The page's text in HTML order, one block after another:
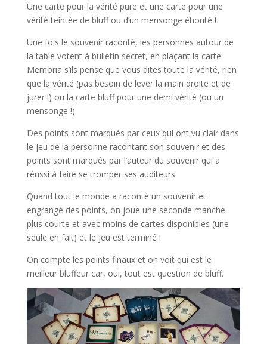
Une carte pour la vérité pure et une carte pour une
vérité teintée de bluff ou d’un mensonge éhonté !
Une fois le souvenir raconté, les personnes autour de
la table votent à bulletin secret, en plaçant la carte
Memoria s’ils pense que vous dites toute la vérité, rien
que la vérité (pas besoin de lever la main droite et de
jurer !) ou la carte bluff pour une demi vérité (ou un
mensonge !).
Des points sont marqués par ceux qui ont vu clair dans
le jeu de la personne racontant son souvenir et des
points sont marqués par l’auteur du souvenir qui a
réussi à faire se tromper ses auditeurs.
Quand tout le monde a raconté un souvenir et
engrangé des points, on joue une seconde manche
plus courte et avec moins de cartes disponibles (une
seule en fait) et le jeu est terminé !
On compte les points finaux et on voit qui est le
meilleur bluffeur car, oui, tout est question de bluff.